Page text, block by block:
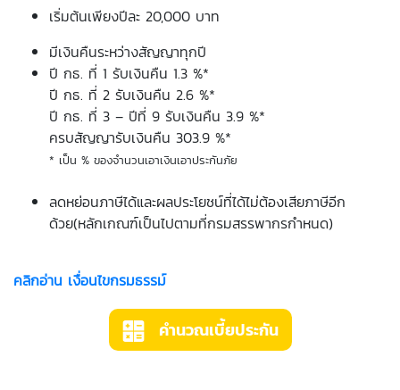
เริ่มต้นเพียงปีละ 20,000 บาท
มีเงินคืนระหว่างสัญญาทุกปี
ปี กธ. ที่ 1 รับเงินคืน 1.3 %*
ปี กธ. ที่ 2 รับเงินคืน 2.6 %*
ปี กธ. ที่ 3 – ปีที่ 9 รับเงินคืน 3.9 %*
ครบสัญญารับเงินคืน 303.9 %*
* เป็น % ของจำนวนเอาเงินเอาประกันภัย
ลดหย่อนภาษีได้และผลประโยชน์ที่ได้ไม่ต้องเสียภาษีอีก
ด้วย(หลักเกณฑ์เป็นไปตามที่กรมสรรพากรกำหนด)
คลิกอ่าน เงื่อนไขกรมธรรม์
คำนวณเบี้ยประกัน